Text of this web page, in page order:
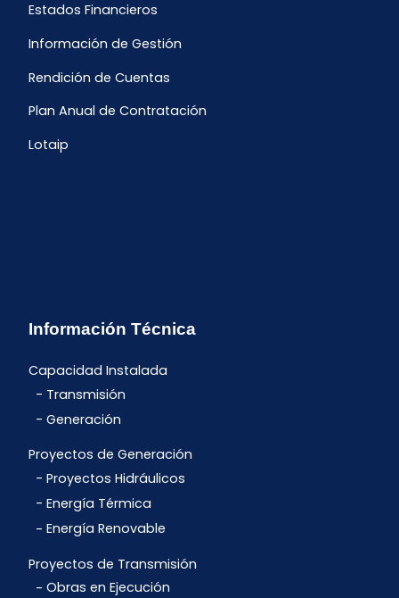
Estados Financieros
Información de Gestión
Rendición de Cuentas
Plan Anual de Contratación
Lotaip
Información Técnica
Capacidad Instalada
Transmisión
Generación
Proyectos de Generación
Proyectos Hidráulicos
Energía Térmica
Energía Renovable
Proyectos de Transmisión
Obras en Ejecución